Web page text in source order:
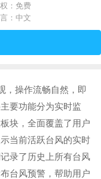
：免费
：中文
，操作流畅自然，即
要功能分为实时监
块，全面覆盖了用户
当前活跃台风的实时
录了历史上所有台风
台风预警，帮助用户